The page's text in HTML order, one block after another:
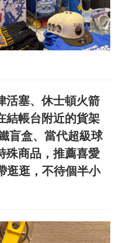
活塞、休士頓火箭
結帳台附近的貨架
盲盒、當代超級球
殊商品，推薦喜愛
逛逛，不待個半小